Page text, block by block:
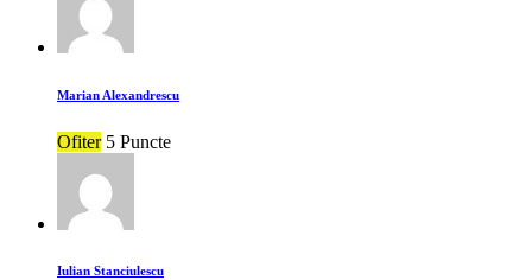
Marian Alexandrescu
Ofiter 5 Puncte
Iulian Stanciulescu